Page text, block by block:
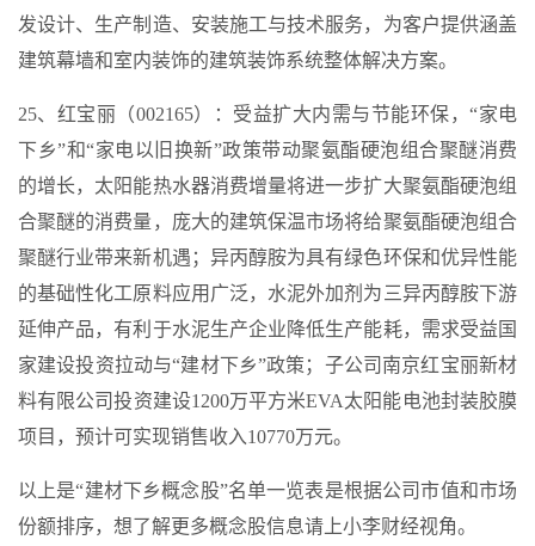
发设计、生产制造、安装施工与技术服务，为客户提供涵盖
建筑幕墙和室内装饰的建筑装饰系统整体解决方案。
25、红宝丽（002165）：受益扩大内需与节能环保，“家电
下乡”和“家电以旧换新”政策带动聚氨酯硬泡组合聚醚消费
的增长，太阳能热水器消费增量将进一步扩大聚氨酯硬泡组
合聚醚的消费量，庞大的建筑保温市场将给聚氨酯硬泡组合
聚醚行业带来新机遇；异丙醇胺为具有绿色环保和优异性能
的基础性化工原料应用广泛，水泥外加剂为三异丙醇胺下游
延伸产品，有利于水泥生产企业降低生产能耗，需求受益国
家建设投资拉动与“建材下乡”政策；子公司南京红宝丽新材
料有限公司投资建设1200万平方米EVA太阳能电池封装胶膜
项目，预计可实现销售收入10770万元。
以上是“建材下乡概念股”名单一览表是根据公司市值和市场
份额排序，想了解更多概念股信息请上小李财经视角。